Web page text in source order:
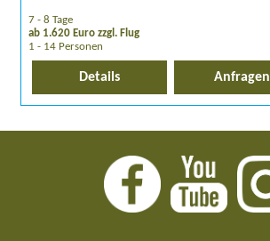
7 - 8 Tage
ab 1.620 Euro zzgl. Flug
1 - 14 Personen
Details Anfragen